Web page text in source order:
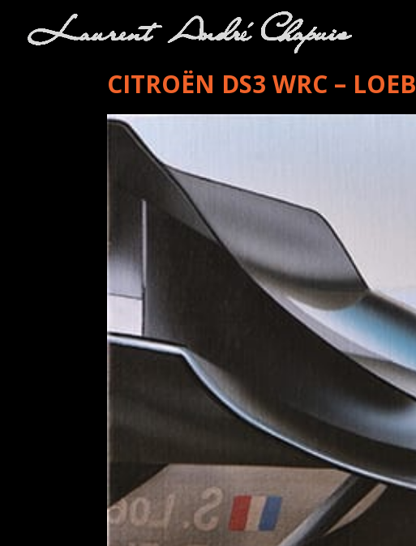
CITROËN DS3 WRC – LOEB